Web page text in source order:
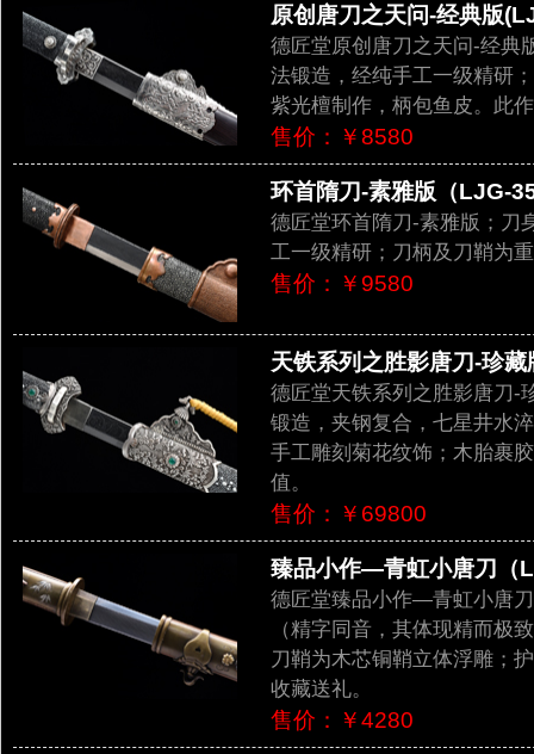
原创唐刀之天问-经典版
德匠堂原创唐刀之天问-经典
法锻造，经纯手工一级精研
紫光檀制作，柄包鱼皮。此
售价：￥8580
环首隋刀-素雅版（LJG-
德匠堂环首隋刀-素雅版；刀
工一级精研；刀柄及刀鞘为
售价：￥9580
天铁系列之胜影唐刀-珍
德匠堂天铁系列之胜影唐刀-
锻造，夹钢复合，七星井水
手工雕刻菊花纹饰；木胎裹
值。
售价：￥69800
臻品小作—青虹小唐刀（
德匠堂臻品小作—青虹小唐
（精字同音，其体现精而极
刀鞘为木芯铜鞘立体浮雕；
收藏送礼。
售价：￥4280